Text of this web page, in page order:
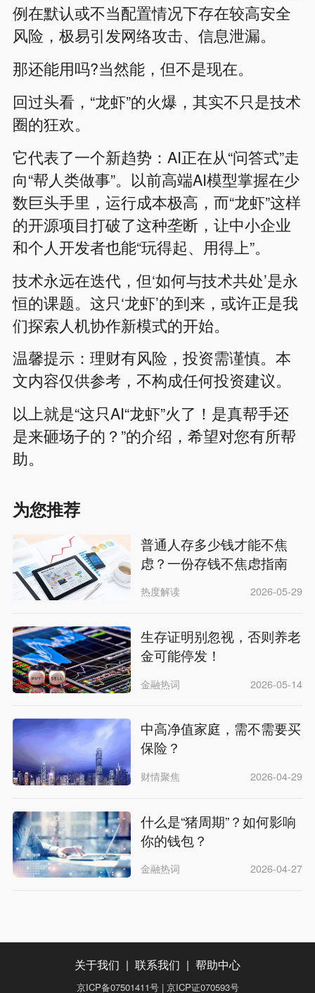
例在默认或不当配置情况下存在较高安全
风险，极易引发网络攻击、信息泄漏。
那还能用吗?当然能，但不是现在。
回过头看，“龙虾”的火爆，其实不只是技术
圈的狂欢。
它代表了一个新趋势：AI正在从“问答式”走
向“帮人类做事”。以前高端AI模型掌握在少
数巨头手里，运行成本极高，而“龙虾”这样
的开源项目打破了这种垄断，让中小企业
和个人开发者也能“玩得起、用得上”。
技术永远在迭代，但‘如何与技术共处’是永
恒的课题。这只‘龙虾’的到来，或许正是我
们探索人机协作新模式的开始。
温馨提示：理财有风险，投资需谨慎。本
文内容仅供参考，不构成任何投资建议。
以上就是“这只AI“龙虾”火了！是真帮手还
是来砸场子的？”的介绍，希望对您有所帮
助。
为您推荐
普通人存多少钱才能不焦
虑？一份存钱不焦虑指南
热度解读 2026-05-29
生存证明别忽视，否则养老
金可能停发！
金融热词 2026-05-14
中高净值家庭，需不需要买
保险？
财情聚焦 2026-04-29
什么是“猪周期”？如何影响
你的钱包？
金融热词 2026-04-27
关于我们 | 联系我们 | 帮助中心
京ICP备07501411号 | 京ICP证070593号